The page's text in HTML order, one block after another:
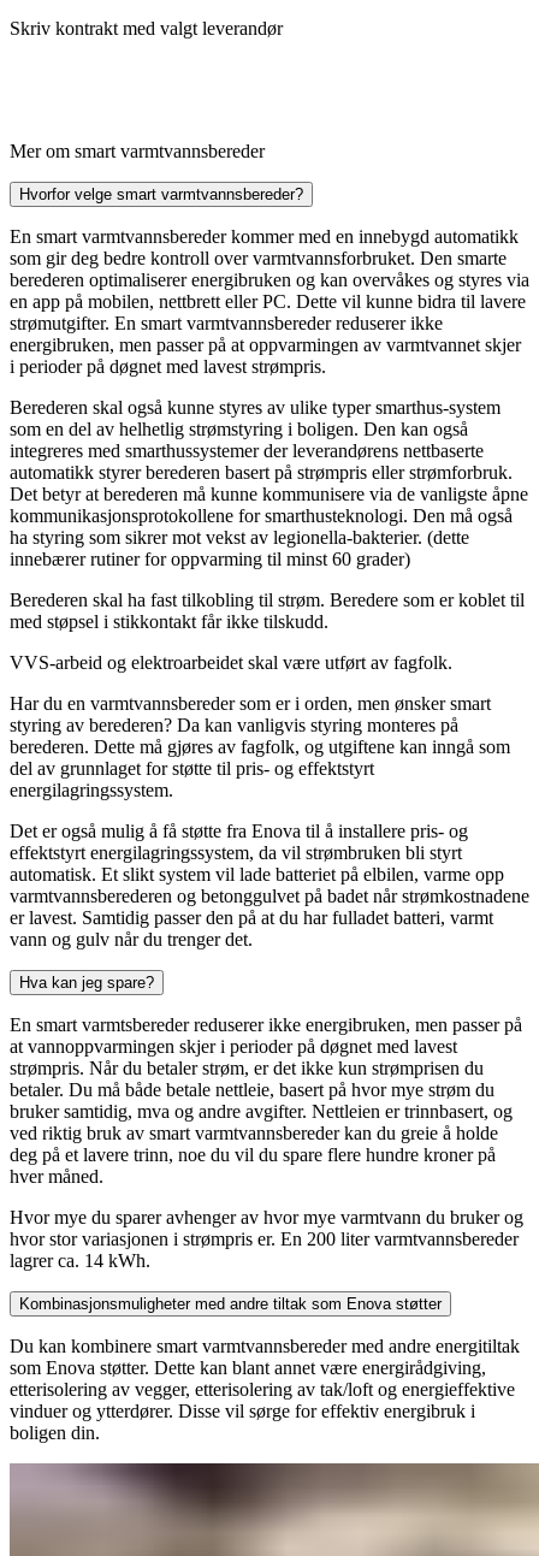
Skriv kontrakt med valgt leverandør
Mer om smart varmtvannsbereder
Hvorfor velge smart varmtvannsbereder?
En smart varmtvannsbereder kommer med en innebygd automatikk
som gir deg bedre kontroll over varmtvannsforbruket. Den smarte
berederen optimaliserer energibruken og kan overvåkes og styres via
en app på mobilen, nettbrett eller PC. Dette vil kunne bidra til lavere
strømutgifter. En smart varmtvannsbereder reduserer ikke
energibruken, men passer på at oppvarmingen av varmtvannet skjer
i perioder på døgnet med lavest strømpris.
Berederen skal også kunne styres av ulike typer smarthus-system
som en del av helhetlig strømstyring i boligen. Den kan også
integreres med smarthussystemer der leverandørens nettbaserte
automatikk styrer berederen basert på strømpris eller strømforbruk.
Det betyr at berederen må kunne kommunisere via de vanligste åpne
kommunikasjonsprotokollene for smarthusteknologi. Den må også
ha styring som sikrer mot vekst av legionella-bakterier. (dette
innebærer rutiner for oppvarming til minst 60 grader)
Berederen skal ha fast tilkobling til strøm. Beredere som er koblet til
med støpsel i stikkontakt får ikke tilskudd.
VVS-arbeid og elektroarbeidet skal være utført av fagfolk.
Har du en varmtvannsbereder som er i orden, men ønsker smart
styring av berederen? Da kan vanligvis styring monteres på
berederen. Dette må gjøres av fagfolk, og utgiftene kan inngå som
del av grunnlaget for støtte til pris- og effektstyrt
energilagringssystem.
Det er også mulig å få støtte fra Enova til å installere pris- og
effektstyrt energilagringssystem, da vil strømbruken bli styrt
automatisk. Et slikt system vil lade batteriet på elbilen, varme opp
varmtvannsberederen og betonggulvet på badet når strømkostnadene
er lavest. Samtidig passer den på at du har fulladet batteri, varmt
vann og gulv når du trenger det.
Hva kan jeg spare?
En smart varmtsbereder reduserer ikke energibruken, men passer på
at vannoppvarmingen skjer i perioder på døgnet med lavest
strømpris. Når du betaler strøm, er det ikke kun strømprisen du
betaler. Du må både betale nettleie, basert på hvor mye strøm du
bruker samtidig, mva og andre avgifter. Nettleien er trinnbasert, og
ved riktig bruk av smart varmtvannsbereder kan du greie å holde
deg på et lavere trinn, noe du vil du spare flere hundre kroner på
hver måned.
Hvor mye du sparer avhenger av hvor mye varmtvann du bruker og
hvor stor variasjonen i strømpris er. En 200 liter varmtvannsbereder
lagrer ca. 14 kWh.
Kombinasjonsmuligheter med andre tiltak som Enova støtter
Du kan kombinere smart varmtvannsbereder med andre energitiltak
som Enova støtter. Dette kan blant annet være energirådgiving,
etterisolering av vegger, etterisolering av tak/loft og energieffektive
vinduer og ytterdører. Disse vil sørge for effektiv energibruk i
boligen din.